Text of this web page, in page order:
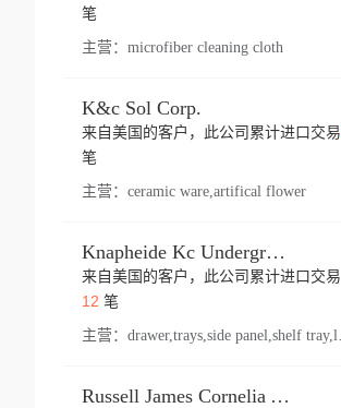
笔
主营： microfiber cleaning cloth
K&c Sol Corp.
来自美国的客户，此公司累计进口交易
笔
主营： ceramic ware,artifical flower
Knapheide Kc Underground
来自美国的客户，此公司累计进口交易
12 笔
主营：
Russell James Cornelia Arlington Va